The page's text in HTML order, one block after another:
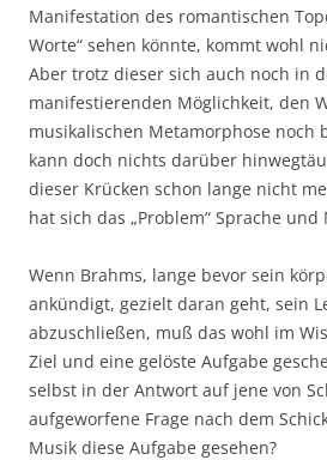
Manifestation des romantischen
Worte“ sehen könnte, kommt wohl
Aber trotz dieser sich auch noch in
manifestierenden Möglichkeit, den
musikalischen Metamorphose noch
kann doch nichts darüber
dieser Krücken schon lange nicht
hat sich das „Problem“ Sprache und
Wenn Brahms, lange bevor sein
ankündigt, gezielt daran geht, sein
abzuschließen, muß das wohl im
Ziel und eine gelöste Aufgabe
selbst in der Antwort auf jene von
aufgeworfene Frage nach dem
Musik diese Aufgabe gesehen?